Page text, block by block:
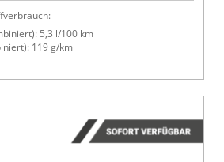
5,3 l/100 km
119 g/km